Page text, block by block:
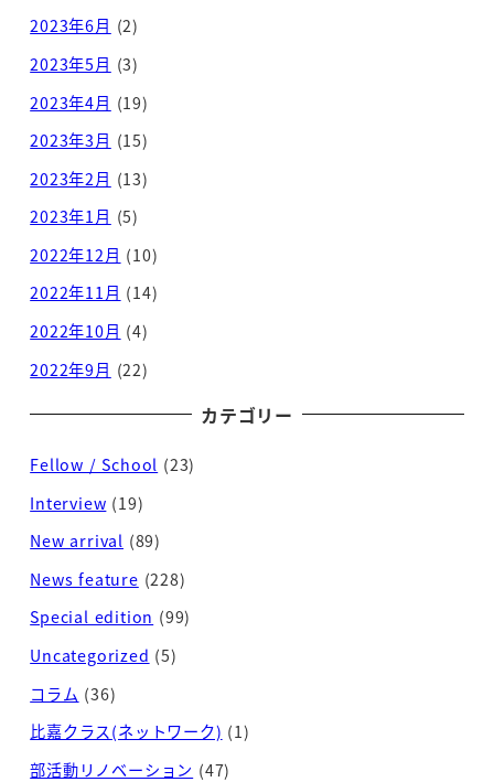
2023年6月 (2)
2023年5月 (3)
2023年4月 (19)
2023年3月 (15)
2023年2月 (13)
2023年1月 (5)
2022年12月 (10)
2022年11月 (14)
2022年10月 (4)
2022年9月 (22)
カテゴリー
Fellow / School (23)
Interview (19)
New arrival (89)
News feature (228)
Special edition (99)
Uncategorized (5)
コラム (36)
比嘉クラス(ネットワーク) (1)
部活動リノベーション (47)